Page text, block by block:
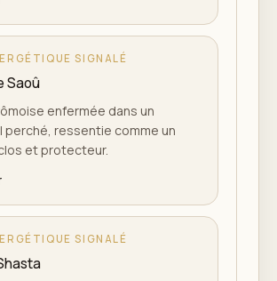
SIGNALÉ
Saoû
enfermée dans un
perché, ressentie comme un
et protecteur.
SIGNALÉ